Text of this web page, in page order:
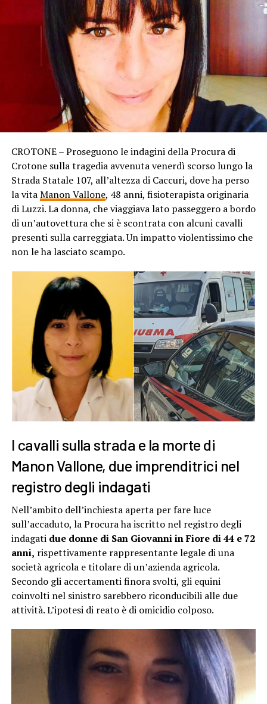
CROTONE – Proseguono le indagini della Procura di
Crotone sulla tragedia avvenuta venerdì scorso lungo la
Strada Statale 107, all’altezza di Caccuri, dove ha perso
la vitaManon Vallone, 48 anni, fisioterapista originaria
di Luzzi. La donna, che viaggiava lato passeggero a bordo
di un’autovettura che si è scontrata con alcuni cavalli
presenti sulla carreggiata. Un impatto violentissimo che
non le ha lasciato scampo.
I cavalli sulla strada e la morte di
Manon Vallone, due imprenditrici nel
registro degli indagati
Nell’ambito dell’inchiesta aperta per fare luce
sull’accaduto, la Procura ha iscritto nel registro degli
indagati due donne di San Giovanni in Fiore di 44 e 72
anni, rispettivamente rappresentante legale di una
società agricola e titolare di un’azienda agricola.
Secondo gli accertamenti finora svolti, gli equini
coinvolti nel sinistro sarebbero riconducibili alle due
attività. L’ipotesi di reato è di omicidio colposo.